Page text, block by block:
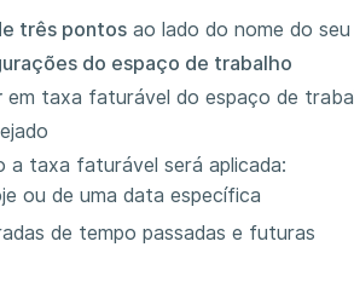
três pontos ao lado do nome do
do espaço de trabalho
em taxa faturável do espaço de
a taxa faturável será aplicada:
ou de uma data específica
de tempo passadas e futuras